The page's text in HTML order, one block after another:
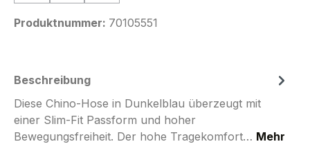
Produktnummer: 70105551
Beschreibung
Diese Chino-Hose in Dunkelblau überzeugt mit
einer Slim-Fit Passform und hoher
Bewegungsfreiheit. Der hohe Tragekomfort… Mehr